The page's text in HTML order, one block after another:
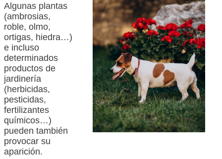
Algunas plantas
(ambrosias,
roble, olmo,
ortigas, hiedra…)
e incluso
determinados
productos de
jardinería
(herbicidas,
pesticidas,
fertilizantes
químicos…)
pueden también
provocar su
aparición.